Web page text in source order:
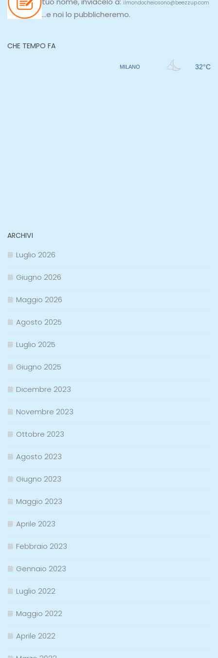
ilmondocheiosono@beezzup.com
...e noi lo pubblicheremo.
CHE TEMPO FA
ARCHIVI
Luglio 2026
Giugno 2026
Maggio 2026
Agosto 2025
Luglio 2025
Giugno 2025
Dicembre 2023
Novembre 2023
Ottobre 2023
Agosto 2023
Giugno 2023
Maggio 2023
Aprile 2023
Febbraio 2023
Gennaio 2023
Luglio 2022
Maggio 2022
Aprile 2022